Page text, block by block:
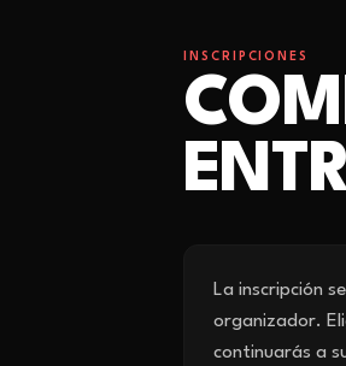
INSCRIPCIONES
La inscripción
organizador.
continuarás a